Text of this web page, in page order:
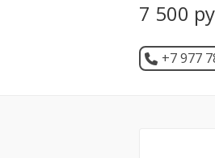
7 500
+7 977